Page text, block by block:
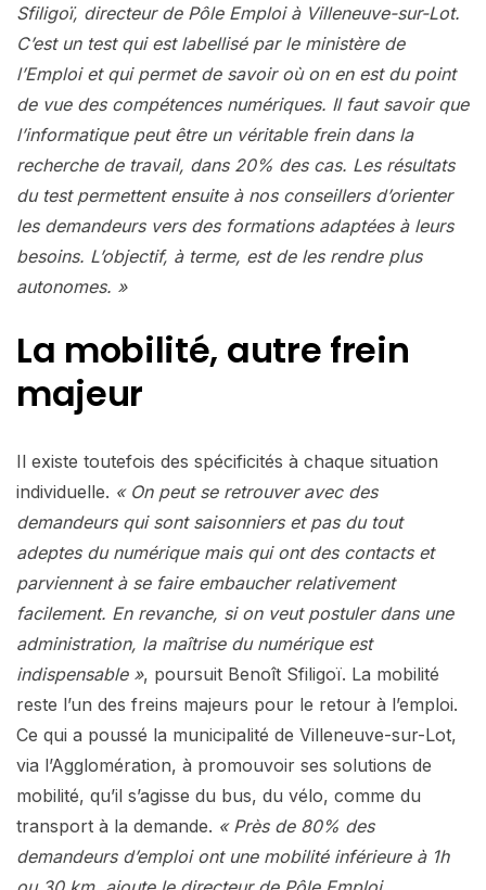
Sfiligoï, directeur de Pôle Emploi à Villeneuve-sur-Lot.
C’est un test qui est labellisé par le ministère de
l’Emploi et qui permet de savoir où on en est du point
de vue des compétences numériques. Il faut savoir que
l’informatique peut être un véritable frein dans la
recherche de travail, dans 20% des cas. Les résultats
du test permettent ensuite à nos conseillers d’orienter
les demandeurs vers des formations adaptées à leurs
besoins. L’objectif, à terme, est de les rendre plus
autonomes. »
La mobilité, autre frein
majeur
Il existe toutefois des spécificités à chaque situation
individuelle. « On peut se retrouver avec des
demandeurs qui sont saisonniers et pas du tout
adeptes du numérique mais qui ont des contacts et
parviennent à se faire embaucher relativement
facilement. En revanche, si on veut postuler dans une
administration, la maîtrise du numérique est
indispensable », poursuit Benoît Sfiligoï. La mobilité
reste l’un des freins majeurs pour le retour à l’emploi.
Ce qui a poussé la municipalité de Villeneuve-sur-Lot,
via l’Agglomération, à promouvoir ses solutions de
mobilité, qu’il s’agisse du bus, du vélo, comme du
transport à la demande. « Près de 80% des
demandeurs d’emploi ont une mobilité inférieure à 1h